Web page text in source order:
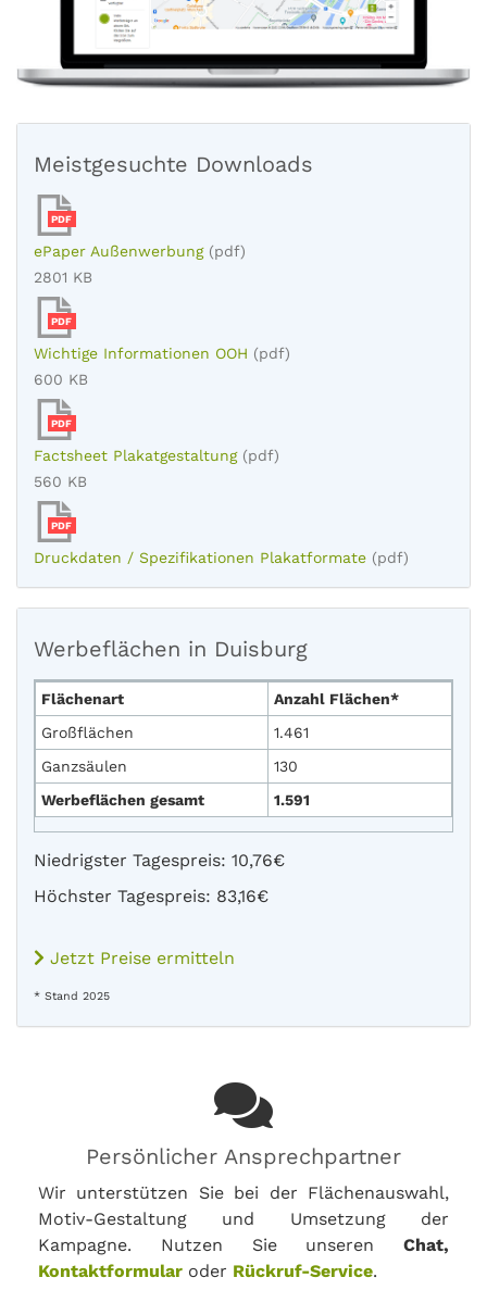
Meistgesuchte Downloads
PDF
ePaper Außenwerbung (pdf)
2801 KB
PDF
Wichtige Informationen OOH (pdf)
600 KB
PDF
Factsheet Plakatgestaltung (pdf)
560 KB
PDF
Druckdaten / Spezifikationen Plakatformate (pdf)
Werbeflächen in Duisburg
Flächenart
Anzahl Flächen*
Großflächen
1.461
Ganzsäulen
130
Werbeflächen gesamt
1.591
Niedrigster Tagespreis: 10,76€
Höchster Tagespreis: 83,16€
Jetzt Preise ermitteln
* Stand 2025
Persönlicher Ansprechpartner
Wir unterstützen Sie bei der Flächenauswahl,
Motiv-Gestaltung und Umsetzung der
Kampagne. Nutzen Sie unseren Chat,
Kontaktformular oder Rückruf-Service.